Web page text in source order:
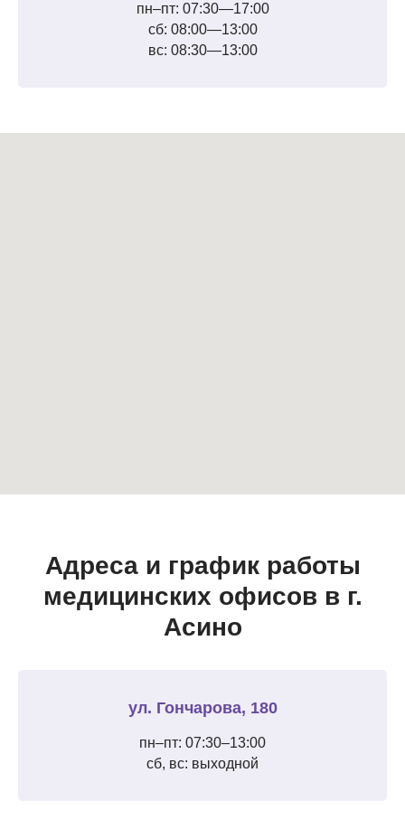
пн–пт: 07:30—17:00
сб: 08:00—13:00
вс: 08:30—13:00
Адреса и график работы
медицинских офисов в г.
Асино
ул. Гончарова, 180
пн–пт: 07:30–13:00
сб, вс: выходной